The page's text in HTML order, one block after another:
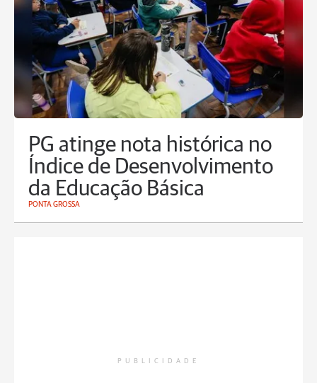
PG atinge nota histórica no
Índice de Desenvolvimento
da Educação Básica
PONTA GROSSA
PUBLICIDADE